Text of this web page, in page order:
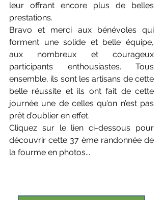
leur offrant encore plus de belles
prestations.
Bravo et merci aux bénévoles qui
forment une solide et belle équipe,
aux nombreux et courageux
participants enthousiastes. Tous
ensemble, ils sont les artisans de cette
belle réussite et ils ont fait de cette
journée une de celles qu’on n’est pas
prêt d’oublier en effet.
Cliquez sur le lien ci-dessous pour
découvrir cette 37 ème randonnée de
la fourme en photos...